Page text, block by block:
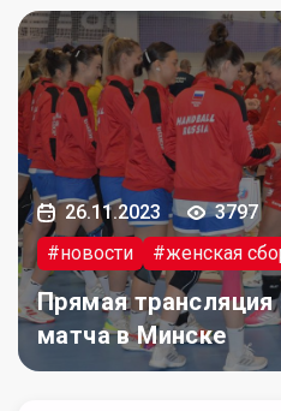
26.11.2023
3797
#новости
#женская
Прямая
матча в Минске